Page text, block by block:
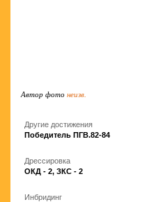
Автор фото неизв.
Другие достижения
Победитель ПГВ.82-84
Дрессировка
ОКД - 2, ЗКС - 2
Инбридинг